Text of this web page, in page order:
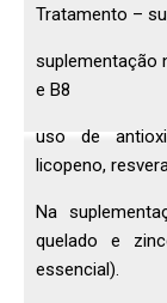
Tratamento –
suplementação
e B8
uso de
licopeno,
Na
quelado e
essencial).